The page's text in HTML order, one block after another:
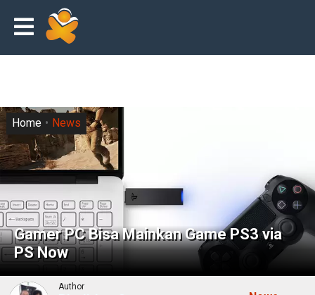
Gamer PC Bisa Mainkan Game PS3 via
PS Now
Home News
Author